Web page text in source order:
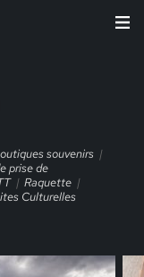
souvenirs
prise de
Raquette
Culturelles